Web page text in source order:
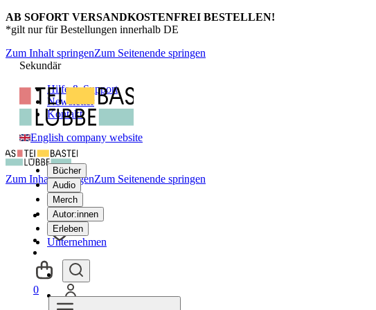
AB SOFORT VERSANDKOSTENFREI BESTELLEN!
*gilt nur für Bestellungen innerhalb DE
Zum Inhalt springenZum Seitenende springen
Sekundär
Hilfe & Support
Newsletter
Kontakt
English company website
Bücher
Audio
Merch
Autor:innen
Erleben
Unternehmen
Zum Inhalt springenZum Seitenende springen
0